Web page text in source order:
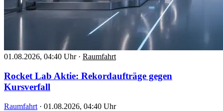
01.08.2026, 04:40 Uhr · Raumfahrt
Rocket Lab Aktie: Rekordaufträge gegen
Kursverfall
Raumfahrt · 01.08.2026, 04:40 Uhr